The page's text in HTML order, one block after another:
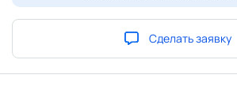
Сделать заявку